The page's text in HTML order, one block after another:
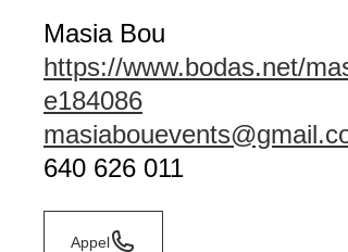
Masia Bou
https://www.bodas.net/
e184086
640 626 011
Appel